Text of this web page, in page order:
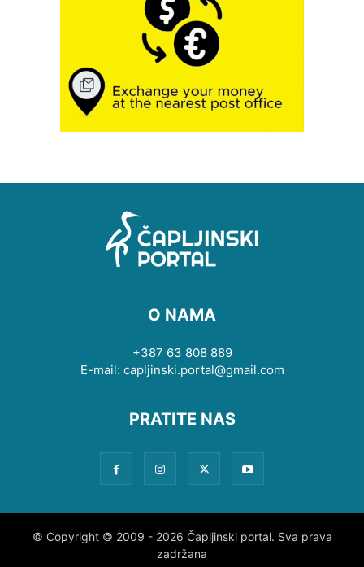
O NAMA
+387 63 808 889
E-mail: capljinski.portal@gmail.com
PRATITE NAS
© Copyright © 2009 - 2026 Čapljinski portal. Sva prava
zadržana